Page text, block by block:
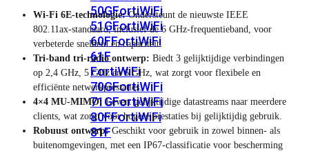
50GFortiWiFi
51GFortiWiFi
60FFortiWiFi
61F
FortiWiFi
70GFortiWiFi
71GFortiWiFi
80FFortiWiFi
81F
Wi-Fi 6E-technologie:Ondersteunt de nieuwste IEEE
802.11ax-standaard, inclusief de 6 GHz-frequentieband, voor
verbeterde snelheid en capaciteit.
Tri-band tri-radio ontwerp: Biedt 3 gelijktijdige verbindingen
op 2,4 GHz, 5 GHz en 6 GHz, wat zorgt voor flexibele en
efficiënte netwerkprestaties.
4×4 MU-MIMO: Levert gelijktijdige datastreams naar meerdere
clients, wat zorgt voor hogere prestaties bij gelijktijdig gebruik.
Robuust ontwerp:Geschikt voor gebruik in zowel binnen- als
buitenomgevingen, met een IP67-classificatie voor bescherming